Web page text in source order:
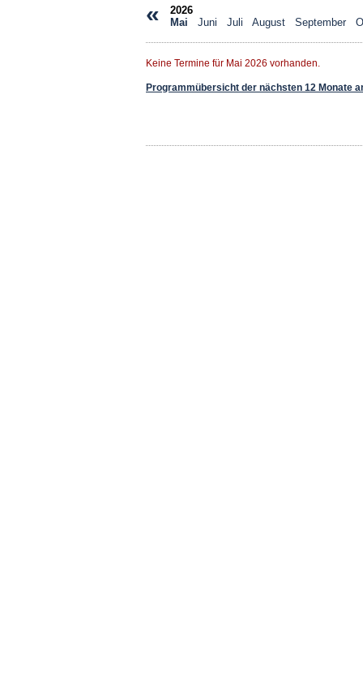
«
2026
Mai
Juni Juli August September
Keine Termine für Mai 2026 vorhanden.
Programmübersicht der nächsten 12 Monate